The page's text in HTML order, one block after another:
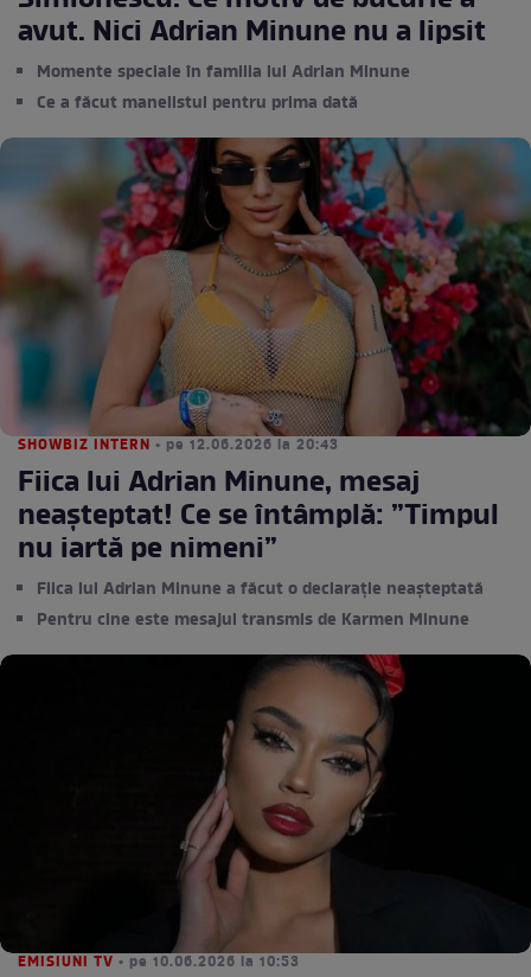
avut. Nici Adrian Minune nu a lipsit
Momente speciale în familia lui Adrian Minune
Ce a făcut manelistul pentru prima dată
SHOWBIZ INTERN • pe 12.06.2026 la 20:43
Fiica lui Adrian Minune, mesaj
neașteptat! Ce se întâmplă: ”Timpul
nu iartă pe nimeni”
Fiica lui Adrian Minune a făcut o declarație neașteptată
Pentru cine este mesajul transmis de Karmen Minune
EMISIUNI TV • pe 10.06.2026 la 10:53